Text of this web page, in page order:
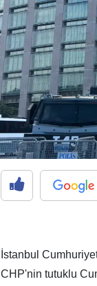
İstanbul
CHP'nin tutuklu